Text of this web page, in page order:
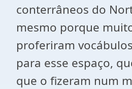
conterrâneos do
mesmo porque
proferiram
para esse espaço,
que o fizeram num